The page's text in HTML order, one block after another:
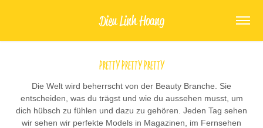
Dieu Linh Hoang
Pretty Pretty Pretty
Die Welt wird beherrscht von der Beauty Branche. Sie
entscheiden, was du trägst und wie du aussehen musst, um
dich hübsch zu fühlen und dazu zu gehören. Jeden Tag sehen
wir sehen wir perfekte Models in Magazinen, im Fernsehen